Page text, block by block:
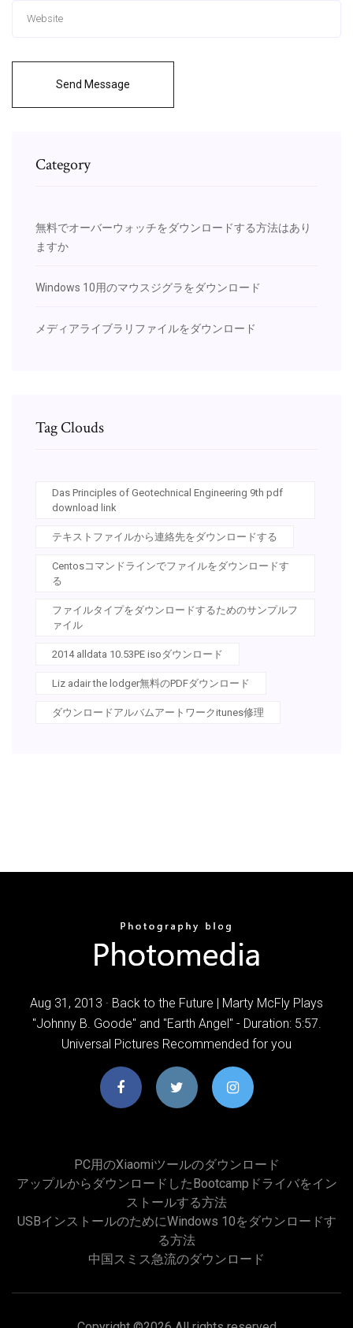
Send Message
Category
無料でオーバーウォッチをダウンロードする方法はあり
ますか
Windows 10用のマウスジグラをダウンロード
メディアライブラリファイルをダウンロード
Tag Clouds
Das Principles of Geotechnical Engineering 9th pdf
download link
テキストファイルから連絡先をダウンロードする
Centosコマンドラインでファイルをダウンロードす
る
ファイルタイプをダウンロードするためのサンプルフ
ァイル
2014 alldata 10.53PE isoダウンロード
Liz adair the lodger無料のPDFダウンロード
ダウンロードアルバムアートワークitunes修理
Aug 31, 2013 · Back to the Future | Marty McFly Plays
"Johnny B. Goode" and "Earth Angel" - Duration: 5:57.
Universal Pictures Recommended for you
PC用のxiaomiツールのダウンロード
アップルからダウンロードしたbootcampドライバをイン
ストールする方法
USBインストールのためにWindows 10をダウンロードす
る方法
中国スミス急流のダウンロード